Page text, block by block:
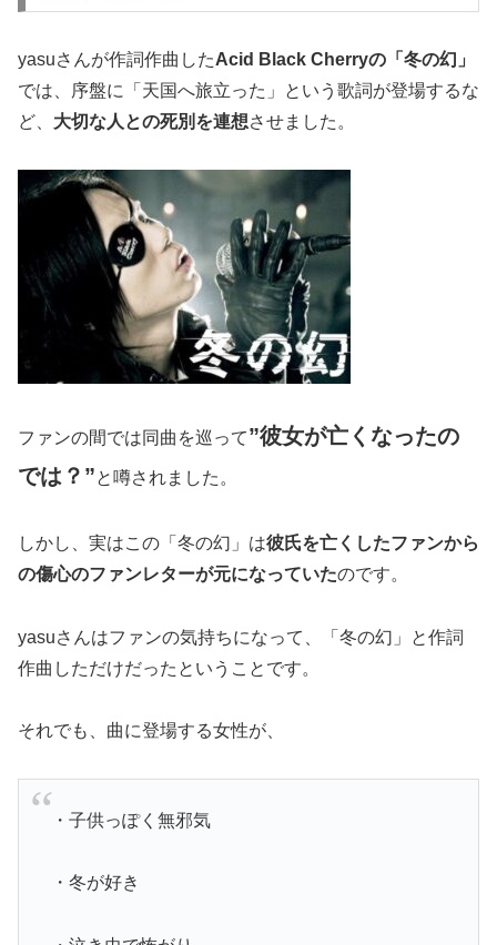
yasuさんが作詞作曲したAcid Black Cherryの「冬の幻」
では、序盤に「天国へ旅立った」という歌詞が登場するな
ど、 大切な人との死別を連想させました。
ファンの間では同曲を巡って”彼女が亡くなったの
では？”と噂されました。
しかし、実はこの「冬の幻」は彼氏を亡くしたファンから
の傷心のファンレターが元になっていたのです。
yasuさんはファンの気持ちになって、「冬の幻」と作詞
作曲しただけだったということです。
それでも、曲に登場する女性が、
・子供っぽく無邪気
・冬が好き